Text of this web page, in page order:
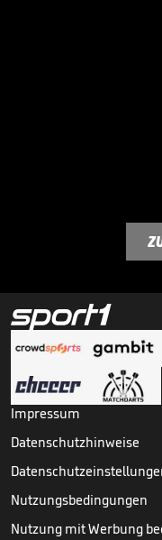
Impressum
Datenschutzhinweise
Nutzungsbedingungen
Nutzung mit Werbung